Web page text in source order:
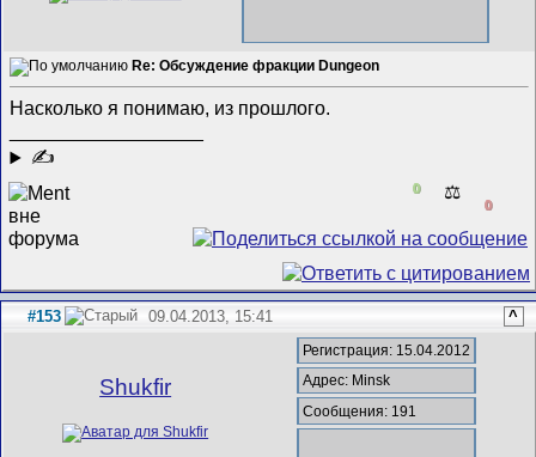
Re: Обсуждение фракции Dungeon
Насколько я понимаю, из прошлого.
✍
0 ⚖️
0
#153 09.04.2013, 15:41 ^
Shukfir
Регистрация: 15.04.2012
Адрес: Minsk
Сообщения: 191